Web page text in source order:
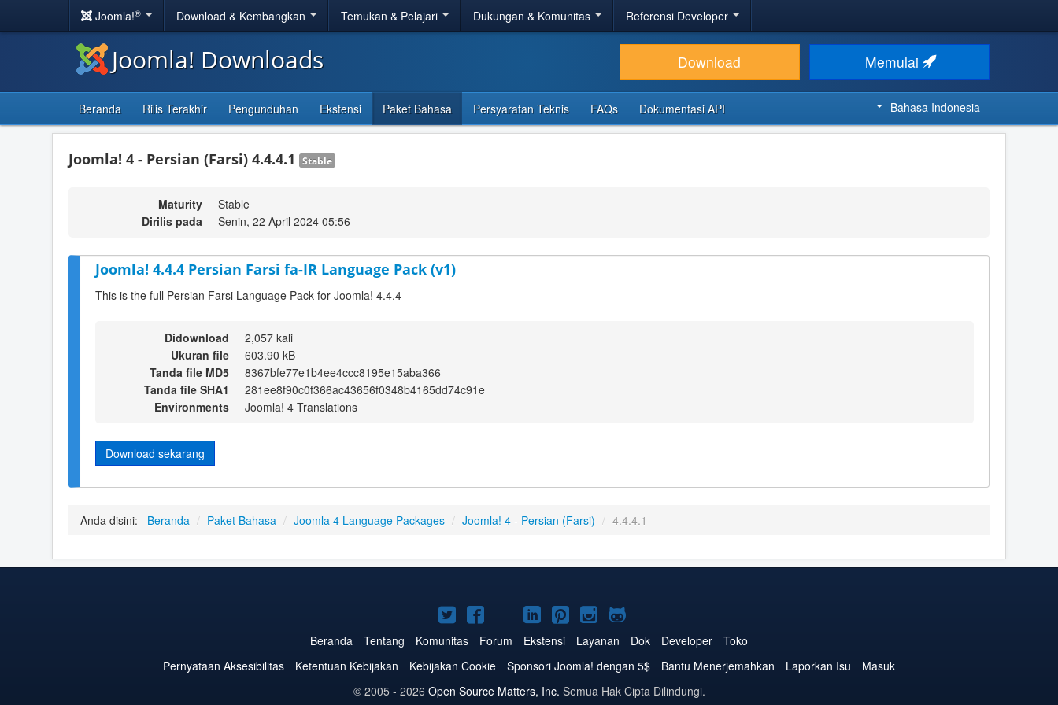
Joomla!® Download & Kembangkan Temukan & Pelajari Dukungan & Komunitas Referensi Developer
Joomla! Downloads Download Memulai
Beranda Rilis Terakhir Pengunduhan Ekstensi Paket Bahasa Persyaratan Teknis FAQs Dokumentasi API Bahasa Indonesia
Joomla! 4 - Persian (Farsi) 4.4.4.1 Stable
Maturity
Stable
Dirilis pada
Senin, 22 April 2024 05:56
Joomla! 4.4.4 Persian Farsi fa-IR Language Pack (v1)
This is the full Persian Farsi Language Pack for Joomla! 4.4.4
Didownload
2,057 kali
Ukuran file
603.90 kB
Tanda file MD5
8367bfe77e1b4ee4ccc8195e15aba366
Tanda file SHA1
281ee8f90c0f366ac43656f0348b4165dd74c91e
Environments
Joomla! 4 Translations
Download sekarang
Anda disini: Beranda / Paket Bahasa / Joomla 4 Language Packages / Joomla! 4 - Persian (Farsi) / 4.4.4.1
Joomla!
di
Twitter
Joomla!
di
Facebook
Joomla!
di
YouTube
Joomla!
di
LinkedIn
Joomla!
di
Pinterest
Joomla!
di
Instagram
Joomla!
di
GitHub
Beranda Tentang Komunitas Forum Ekstensi Layanan Dok Developer
Toko
Pernyataan Aksesibilitas
Ketentuan Kebijakan Kebijakan Cookie Sponsori Joomla! dengan 5$ Bantu Menerjemahkan Laporkan Isu
Masuk
© 2005 - 2026 Open Source Matters, Inc. Semua Hak Cipta Dilindungi.